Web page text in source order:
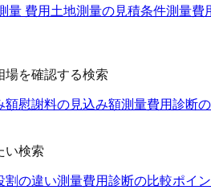
量 費用 土地測量の見積条件測量費
場を確認する検索
額慰謝料の見込み額測量費用診断
い検索
割の違い測量費用診断の比較ポイン